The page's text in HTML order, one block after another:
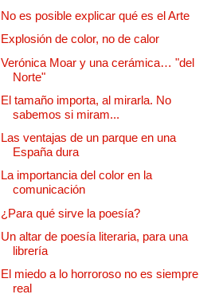
No es posible explicar qué es el Arte
Explosión de color, no de calor
Verónica Moar y una cerámica… "del
Norte"
El tamaño importa, al mirarla. No
sabemos si miram...
Las ventajas de un parque en una
España dura
La importancia del color en la
comunicación
¿Para qué sirve la poesía?
Un altar de poesía literaria, para una
librería
El miedo a lo horroroso no es siempre
real